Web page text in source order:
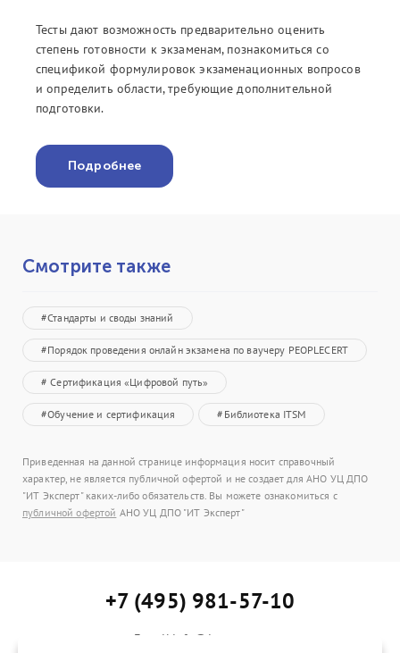
Тесты дают возможность предварительно оценить
степень готовности к экзаменам, познакомиться со
спецификой формулировок экзаменационных вопросов
и определить области, требующие дополнительной
подготовки.
Подробнее
Смотрите также
#Стандарты и своды знаний
#Порядок проведения онлайн экзамена по ваучеру PEOPLECERT
# Сертификация «Цифровой путь»
#Обучение и сертификация #Библиотека ITSM
Приведенная на данной странице информация носит справочный
характер, не является публичной офертой и не создает для АНО УЦ ДПО
"ИТ Эксперт" каких-либо обязательств. Вы можете ознакомиться с
публичной офертой АНО УЦ ДПО "ИТ Эксперт"
+7 (495) 981-57-10
E-mail:info@itexpert.ru